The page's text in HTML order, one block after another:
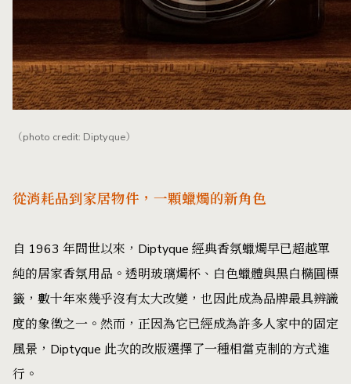
（photo credit: Diptyque）
從消耗品到家居物件，一顆蠟燭的新角色
自 1963 年問世以來，Diptyque 經典香氛蠟燭早已超越單
純的居家香氛用品。透明玻璃燭杯、白色蠟體與黑白橢圓標
籤，數十年來幾乎沒有太大改變，也因此成為品牌最具辨識
度的象徵之一。然而，正因為它已經成為許多人家中的固定
風景，Diptyque 此次的改版選擇了一種相當克制的方式進
行。